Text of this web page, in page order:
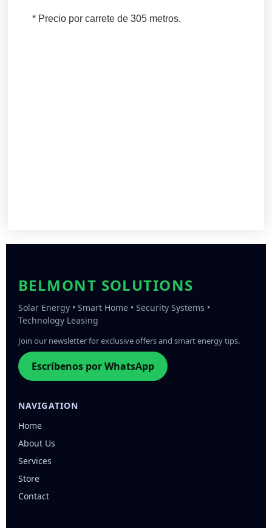
* Precio por carrete de 305 metros.
BELMONT SOLUTIONS
Solar Energy • Smart Home • Security Systems •
Technology Leasing
Join our newsletter for exclusive offers and smart energy tips.
Escríbenos por WhatsApp
NAVIGATION
Home
About Us
Services
Store
Contact